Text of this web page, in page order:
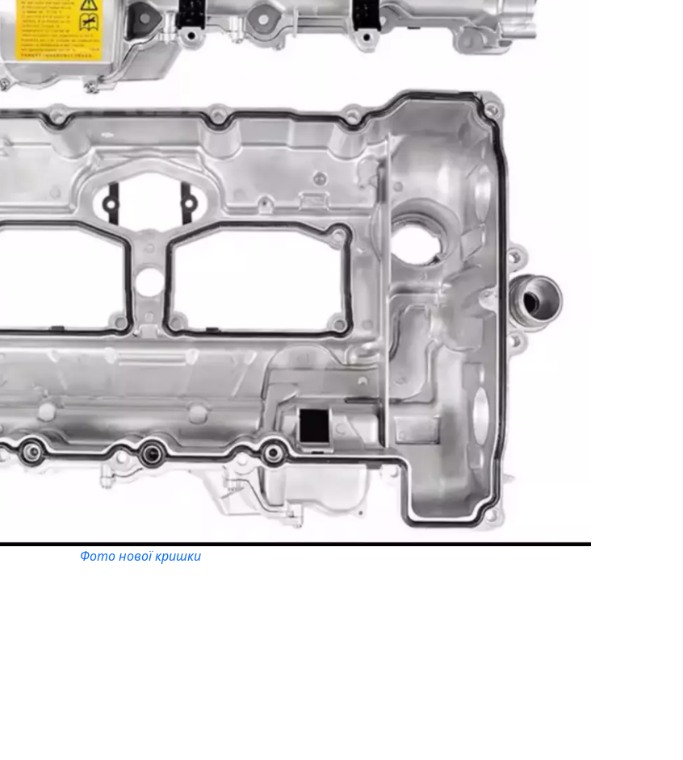
Фото нової кришки